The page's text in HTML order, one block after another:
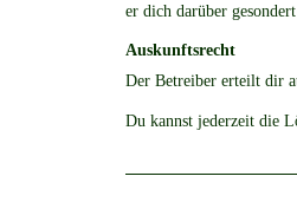
er dich darüber
Auskunftsrecht
Der Betreiber erteilt dir
Du kannst jederzeit die